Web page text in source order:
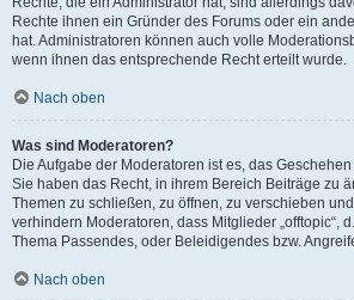
Rechte ihnen ein Gründer des Forums oder ein
hat. Administratoren können auch volle
wenn ihnen das entsprechende Recht erteilt wurde.
Nach oben
Was sind Moderatoren?
Die Aufgabe der Moderatoren ist es, das
Sie haben das Recht, in ihrem Bereich Beiträge zu
Themen zu schließen, zu öffnen, zu verschieben
verhindern Moderatoren, dass Mitglieder „offtopic“,
Thema Passendes, oder Beleidigendes bzw.
Nach oben